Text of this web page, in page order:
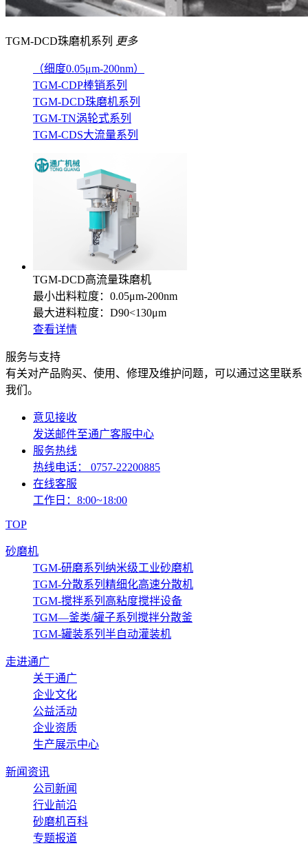
TGM-DCD珠磨机系列 更多
（细度0.05μm-200nm）
TGM-CDP棒销系列
TGM-DCD珠磨机系列
TGM-TN涡轮式系列
TGM-CDS大流量系列
TGM-DCD高流量珠磨机
最小出料粒度：0.05μm-200nm
最大进料粒度：D90<130μm
查看详情
服务与支持
有关对产品购买、使用、修理及维护问题，可以通过这里联系
我们。
意见接收
发送邮件至通广客服中心
服务热线
热线电话： 0757-22200885
在线客服
工作日：8:00~18:00
TOP
砂磨机
TGM-研磨系列纳米级工业砂磨机
TGM-分散系列精细化高速分散机
TGM-搅拌系列高粘度搅拌设备
TGM—釜类/罐子系列搅拌分散釜
TGM-罐装系列半自动灌装机
走进通广
关于通广
企业文化
公益活动
企业资质
生产展示中心
新闻资讯
公司新闻
行业前沿
砂磨机百科
专题报道